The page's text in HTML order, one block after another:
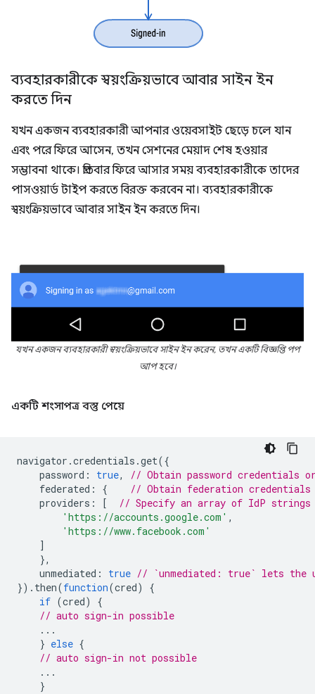
ব্যবহারকারীকে স্বয়ংক্রিয়ভাবে আবার সাইন ইন
করতে দিন
যখন একজন ব্যবহারকারী আপনার ওয়েবসাইট ছেড়ে চলে যান
এবং পরে ফিরে আসেন, তখন সেশনের মেয়াদ শেষ হওয়ার
সম্ভাবনা থাকে। প্রতিবার ফিরে আসার সময় ব্যবহারকারীকে তাদের
পাসওয়ার্ড টাইপ করতে বিরক্ত করবেন না। ব্যবহারকারীকে
স্বয়ংক্রিয়ভাবে আবার সাইন ইন করতে দিন।
যখন একজন ব্যবহারকারী স্বয়ংক্রিয়ভাবে সাইন ইন করেন, তখন একটি বিজ্ঞপ্তি পপ
আপ হবে।
একটি শংসাপত্র বস্তু পেয়ে
navigator .credentials .get({
password : true,
// Obtain password credentials
federated : {
// Obtain federation
providers : [
// Specify an array of IdP strings
'https://accounts.google.com' ,
'https://www.facebook.com'
]
},
unmediated : true // `unmediated: true` lets the
}). then(function(cred)
{
if (cred)
{
// auto sign-in possible
...
} else {
// auto sign-in not possible
...
}